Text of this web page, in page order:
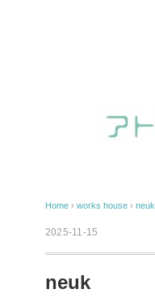
Home › works house › neuk
2025-11-15
neuk